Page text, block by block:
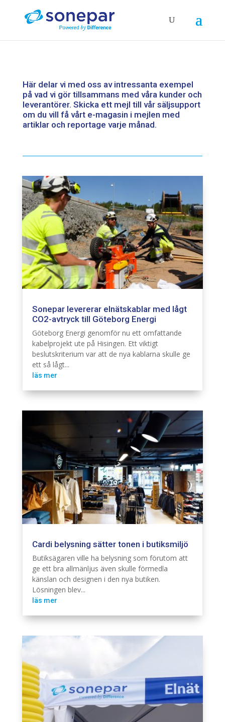
Här delar vi med oss av intressanta exempel
på vad vi gör tillsammans med våra kunder och
leverantörer. Skicka ett mejl till vår säljsupport
om du vill få vårt e-magasin i mejlen med
artiklar och reportage varje månad.
Sonepar levererar elnätskablar med lågt
CO2-avtryck till Göteborg Energi
Göteborg Energi genomför nu ett omfattande
kabelprojekt ute på Hisingen. Ett viktigt
beslutskriterium var att de nya kablarna skulle ge
ett så lågt...
läs mer
Cardi belysning sätter tonen i butiksmiljö
Butiksägaren ville ha belysning som förutom att
ge ett bra allmänljus även skulle förmedla
känslan och designen i den nya butiken.
Lösningen blev...
läs mer